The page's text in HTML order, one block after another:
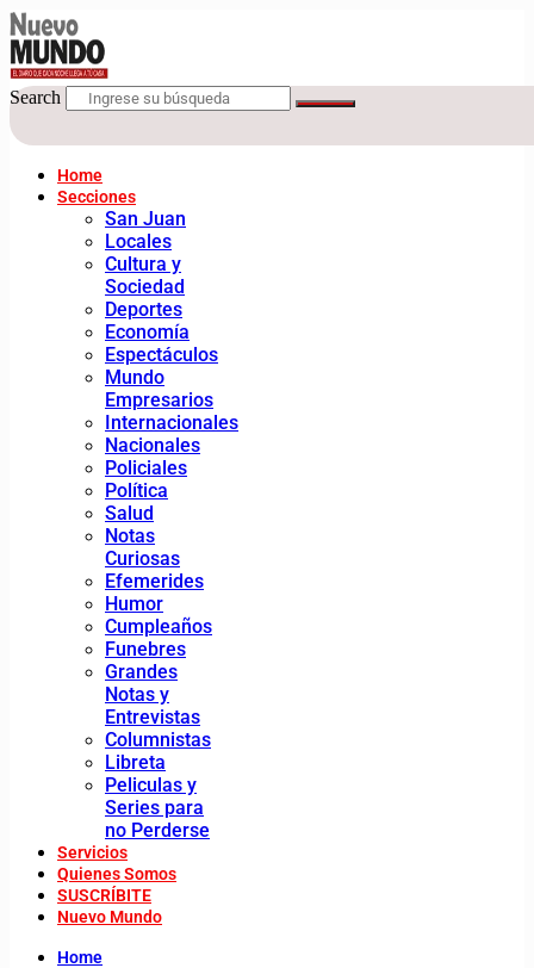
Search
Home
Secciones
San Juan
Locales
Cultura y
Sociedad
Deportes
Economía
Espectáculos
Mundo
Empresarios
Internacionales
Nacionales
Policiales
Política
Salud
Notas
Curiosas
Efemerides
Humor
Cumpleaños
Funebres
Grandes
Notas y
Entrevistas
Columnistas
Libreta
Peliculas y
Series para
no Perderse
Servicios
Quienes Somos
SUSCRÍBITE
Nuevo Mundo
Home